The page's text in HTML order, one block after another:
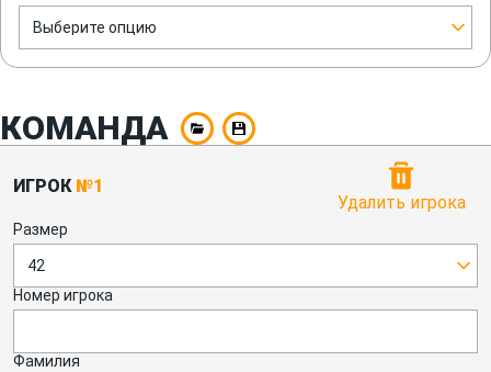
Выберите опцию
КОМАНДА
ИГРОК №1
Удалить игрока
Размер
42
Номер игрока
Фамилия